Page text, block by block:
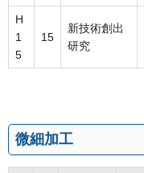
H
1
5
15
新技術創出
研究
微細加工